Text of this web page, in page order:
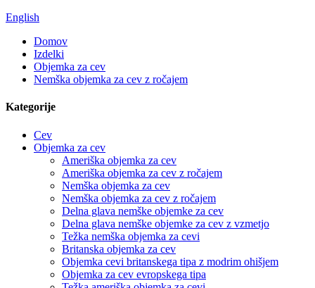
English
Domov
Izdelki
Objemka za cev
Nemška objemka za cev z ročajem
Kategorije
Cev
Objemka za cev
Ameriška objemka za cev
Ameriška objemka za cev z ročajem
Nemška objemka za cev
Nemška objemka za cev z ročajem
Delna glava nemške objemke za cev
Delna glava nemške objemke za cev z vzmetjo
Težka nemška objemka za cevi
Britanska objemka za cev
Objemka cevi britanskega tipa z modrim ohišjem
Objemka za cev evropskega tipa